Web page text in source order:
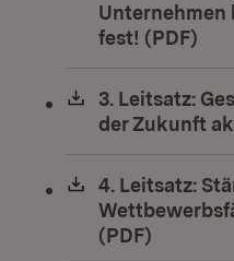
Unternehmen
fest! (PDF)
Download:
3. Leitsatz:
der Zukunft
Download:
4. Leitsatz:
(PDF)